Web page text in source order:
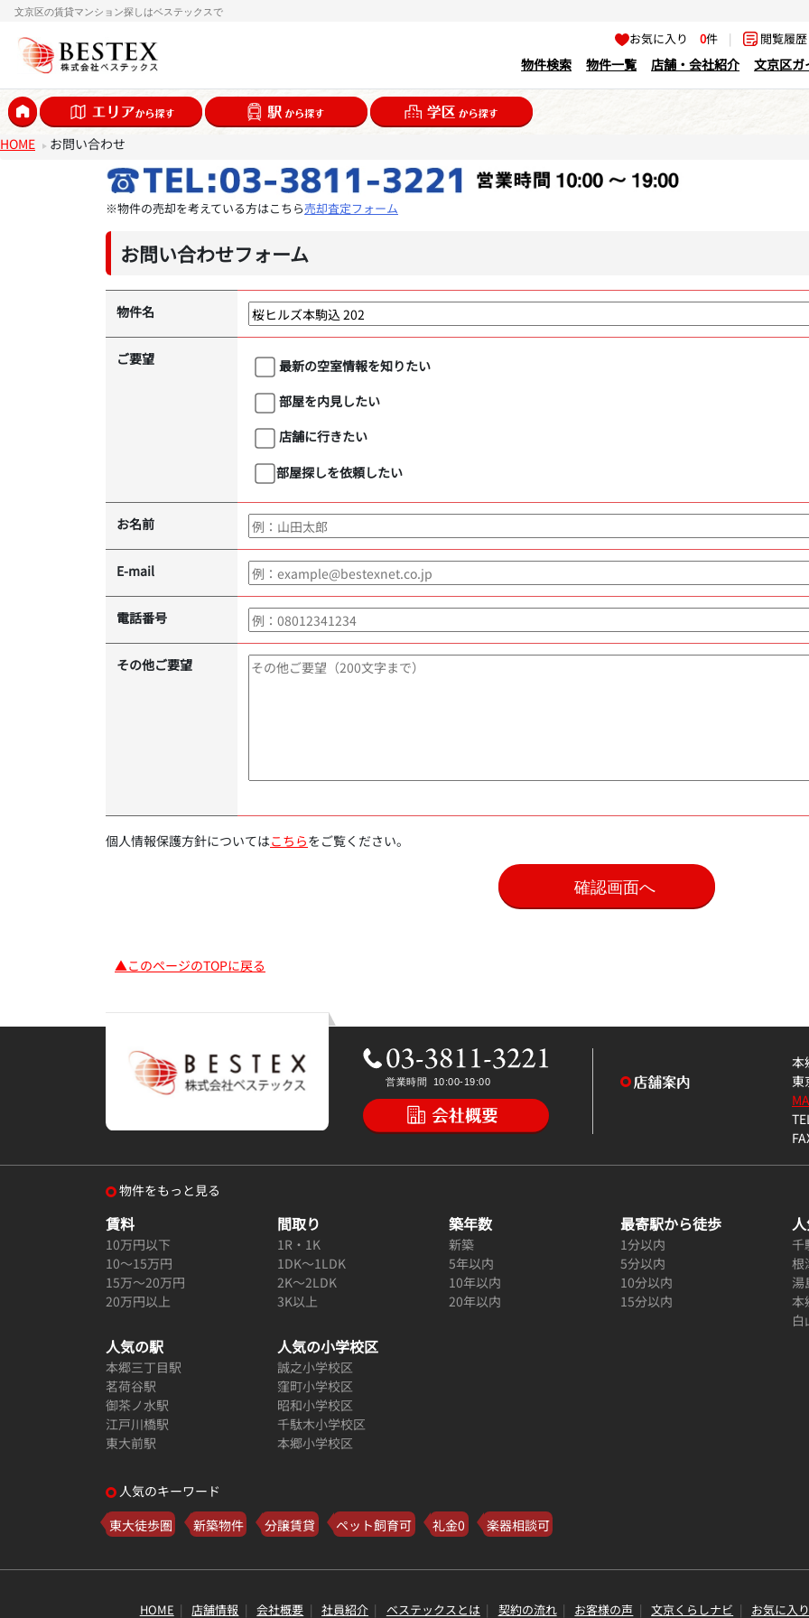
文京区の賃貸マンション探しはベステックスで
お気に入り0件 | 閲覧履
物件検索 物件一覧 店舗・会社紹介 文京区ガ
HOME お問い合わせ
※物件の売却を考えている方はこちら売却査定フォーム
お問い合わせフォーム
物件名
ご要望
最新の空室情報を知りたい
部屋を内見したい
店舗に行きたい
部屋探しを依頼したい
お名前
E-mail
電話番号
その他ご要望
個人情報保護方針についてはこちらをご覧ください。
▲このページのTOPに戻る
本
東
物件をもっと見る
賃料
10万円以下
10～15万円
15万～20万円
20万円以上
間取り
1R・1K
1DK～1LDK
2K～2LDK
3K以上
築年数
新築
5年以内
10年以内
20年以内
最寄駅から徒歩
1分以内
5分以内
10分以内
15分以内
千
根
湯
本
白
人気の駅
本郷三丁目駅
茗荷谷駅
御茶ノ水駅
江戸川橋駅
東大前駅
人気の小学校区
誠之小学校区
窪町小学校区
昭和小学校区
千駄木小学校区
本郷小学校区
人気のキーワード
東大徒歩圏
新築物件 分譲賃貸 ペット飼育可 礼金0 楽器相談可
HOME 店舗情報 会社概要 社員紹介 ベステックスとは 契約の流れ お客様の声 文京くらしナビ お気に入